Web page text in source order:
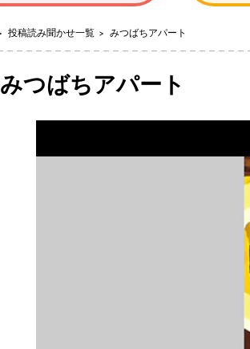
投稿読み聞かせ一覧 みつばちアパート
みつばちアパート